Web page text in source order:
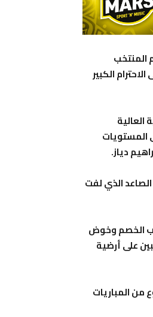
المنتخب
ذاته على الاحترام الكبير
المستويات
دياز.
واصفاً إياه باللاعب الصاعد الذي لفت
الخصم وخوض
على أرضية
من المباريات